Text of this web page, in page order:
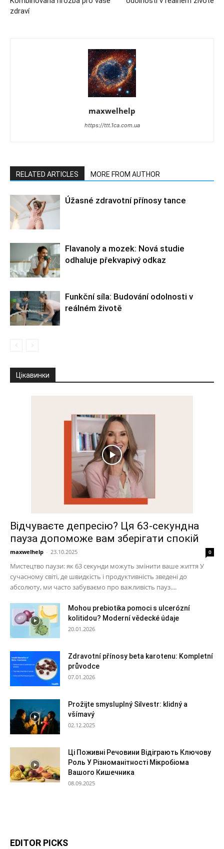
zdraví
maxwelhelp
https://ttt.1ca.com.ua
RELATED ARTICLES MORE FROM AUTHOR
Úžasné zdravotní přínosy tance
Flavanoly a mozek: Nová studie
odhaluje překvapivý odkaz
Funkční síla: Budování odolnosti v
reálném životě
Цікавинки
Відчуваєте депресію? Ця 63-секундна
пауза допоможе вам зберігати спокій
maxwelhelp - 23.10.2025 0
Мистецтво паузи: як 63 секунди можуть змінити ваше життя У
сучасному світі, де швидкість і продуктивність зведені до
абсолюту, ми часто забуваємо про важливість пауз....
Mohou prebiotika pomoci s ulcerózní
kolitidou? Moderní vědecké údaje
20.01.2026
Zdravotní přínosy beta karotenu: Kompletní
průvodce
07.01.2026
Prožijte smysluplný Silvestr: klidný a
všímavý
02.12.2025
Ці Поживні Речовини Відіграють Ключову
Роль У Різноманітності Мікробіома
Вашого Кишечника
08.09.2025
EDITOR PICKS